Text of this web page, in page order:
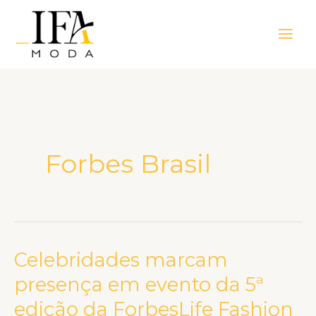
Menu
Forbes Brasil
Celebridades marcam
presença em evento da 5ª
edição da ForbesLife Fashion
Celebridades
presença
em